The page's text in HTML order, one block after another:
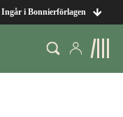
Ingår i Bonnierförlagen